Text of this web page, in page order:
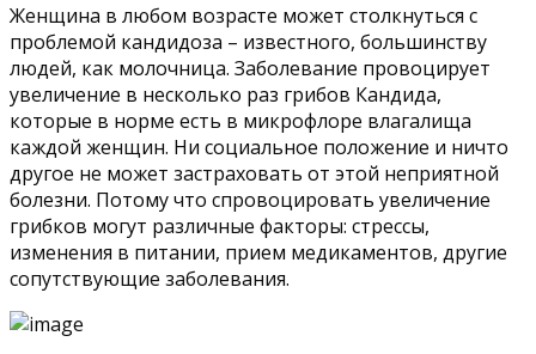
Женщина в любом возрасте может столкнуться с
проблемой кандидоза – известного, большинству
людей, как молочница. Заболевание провоцирует
увеличение в несколько раз грибов Кандида,
которые в норме есть в микрофлоре влагалища
каждой женщин. Ни социальное положение и ничто
другое не может застраховать от этой неприятной
болезни. Потому что спровоцировать увеличение
грибков могут различные факторы: стрессы,
изменения в питании, прием медикаментов, другие
сопутствующие заболевания.